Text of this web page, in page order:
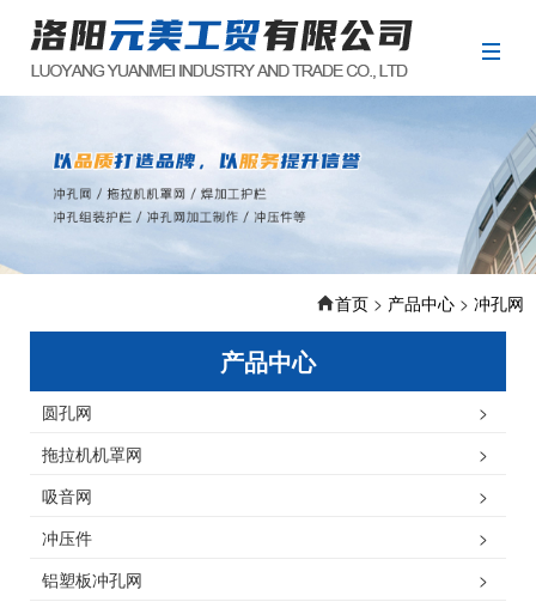
首页 > 产品中心 > 冲孔网
产品中心
>
圆孔网
>
拖拉机机罩网
>
吸音网
>
冲压件
>
铝塑板冲孔网